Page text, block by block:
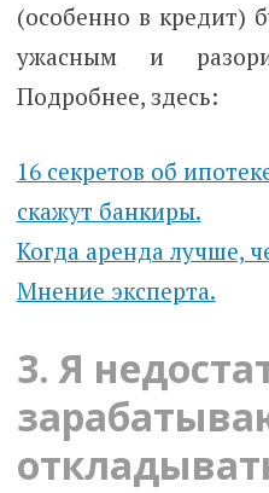
(особенно в кредит)
ужасным и
Подробнее, здесь:
16 секретов об
скажут банкиры.
Когда аренда лучше,
Мнение эксперта.
3. Я